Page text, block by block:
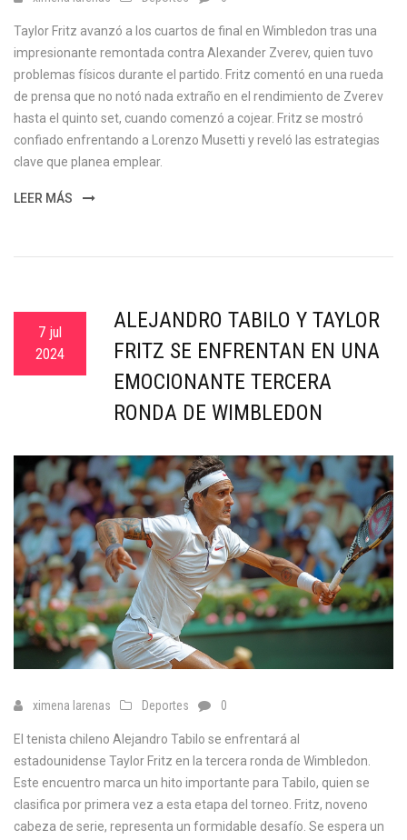
Taylor Fritz avanzó a los cuartos de final en Wimbledon tras una
impresionante remontada contra Alexander Zverev, quien tuvo
problemas físicos durante el partido. Fritz comentó en una rueda
de prensa que no notó nada extraño en el rendimiento de Zverev
hasta el quinto set, cuando comenzó a cojear. Fritz se mostró
confiado enfrentando a Lorenzo Musetti y reveló las estrategias
clave que planea emplear.
LEER MÁS
7 jul
2024
ALEJANDRO TABILO Y TAYLOR
FRITZ SE ENFRENTAN EN UNA
EMOCIONANTE TERCERA
RONDA DE WIMBLEDON
ximena larenas Deportes 0
El tenista chileno Alejandro Tabilo se enfrentará al
estadounidense Taylor Fritz en la tercera ronda de Wimbledon.
Este encuentro marca un hito importante para Tabilo, quien se
clasifica por primera vez a esta etapa del torneo. Fritz, noveno
cabeza de serie, representa un formidable desafío. Se espera un